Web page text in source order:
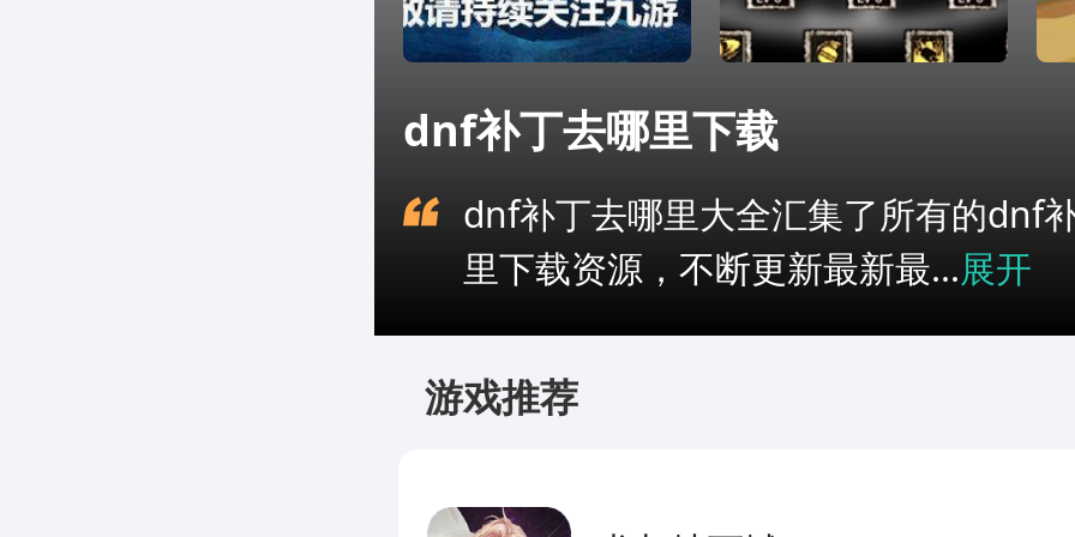
dnf补丁去哪里下载
dnf补丁去哪里大全汇集了所有的dnf
里下载资源，不断更新最新最...展开
游戏推荐